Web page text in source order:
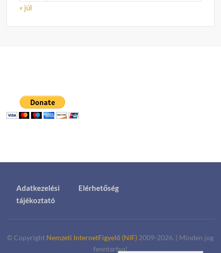
« júl
Adatkezelési
tájékoztató
Elérhetőség
© Copyright Nemzeti InternetFigyelő (NIF) 2009-2026. | Minden jog
fenntartva!